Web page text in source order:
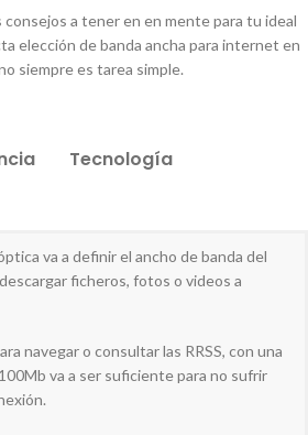
a tener en en mente para tu ideal
elección de banda ancha para internet en
siempre es tarea simple.
Tecnología
va a definir el ancho de banda del
ficheros, fotos o videos a
navegar o consultar las RRSS, con una
va a ser suficiente para no sufrir